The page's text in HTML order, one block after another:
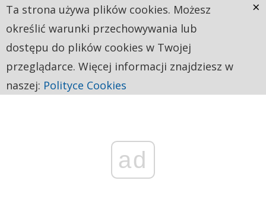
ad
Ta strona używa plików cookies. Możesz
określić warunki przechowywania lub
dostępu do plików cookies w Twojej
przeglądarce. Więcej informacji znajdziesz w
naszej: Polityce Cookies
×